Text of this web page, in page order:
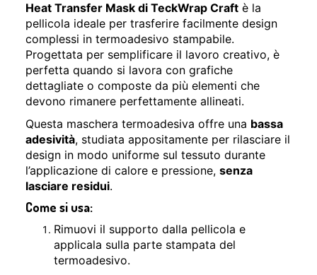
Heat Transfer Mask di TeckWrap Craft è la
pellicola ideale per trasferire facilmente design
complessi in termoadesivo stampabile.
Progettata per semplificare il lavoro creativo, è
perfetta quando si lavora con grafiche
dettagliate o composte da più elementi che
devono rimanere perfettamente allineati.
Questa maschera termoadesiva offre una bassa
adesività, studiata appositamente per rilasciare il
design in modo uniforme sul tessuto durante
l’applicazione di calore e pressione, senza
lasciare residui.
Come si usa:
Rimuovi il supporto dalla pellicola e
applicala sulla parte stampata del
termoadesivo.